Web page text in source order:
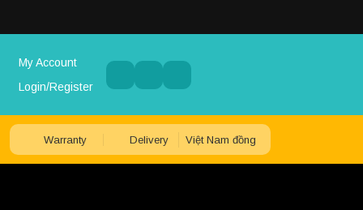
My Account
Login/Register
Warranty Delivery Việt Nam đồng